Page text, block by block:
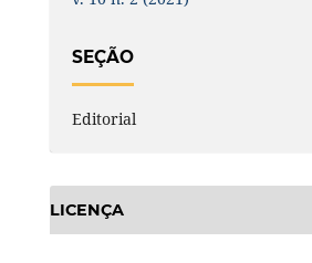
SEÇÃO
Editorial
LICENÇA